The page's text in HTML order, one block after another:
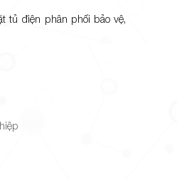
tủ điện phân phối bảo vệ,